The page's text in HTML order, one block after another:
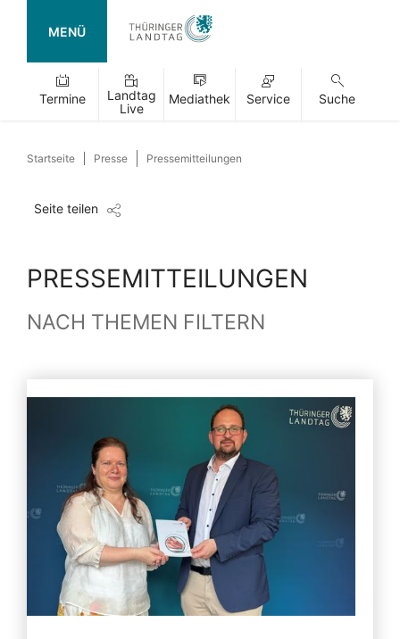
MENÜ
Termine
Landtag
Live
Mediathek Service Suche
Startseite Presse Pressemitteilungen
Seite teilen
PRESSEMITTEILUNGEN
NACH THEMEN FILTERN